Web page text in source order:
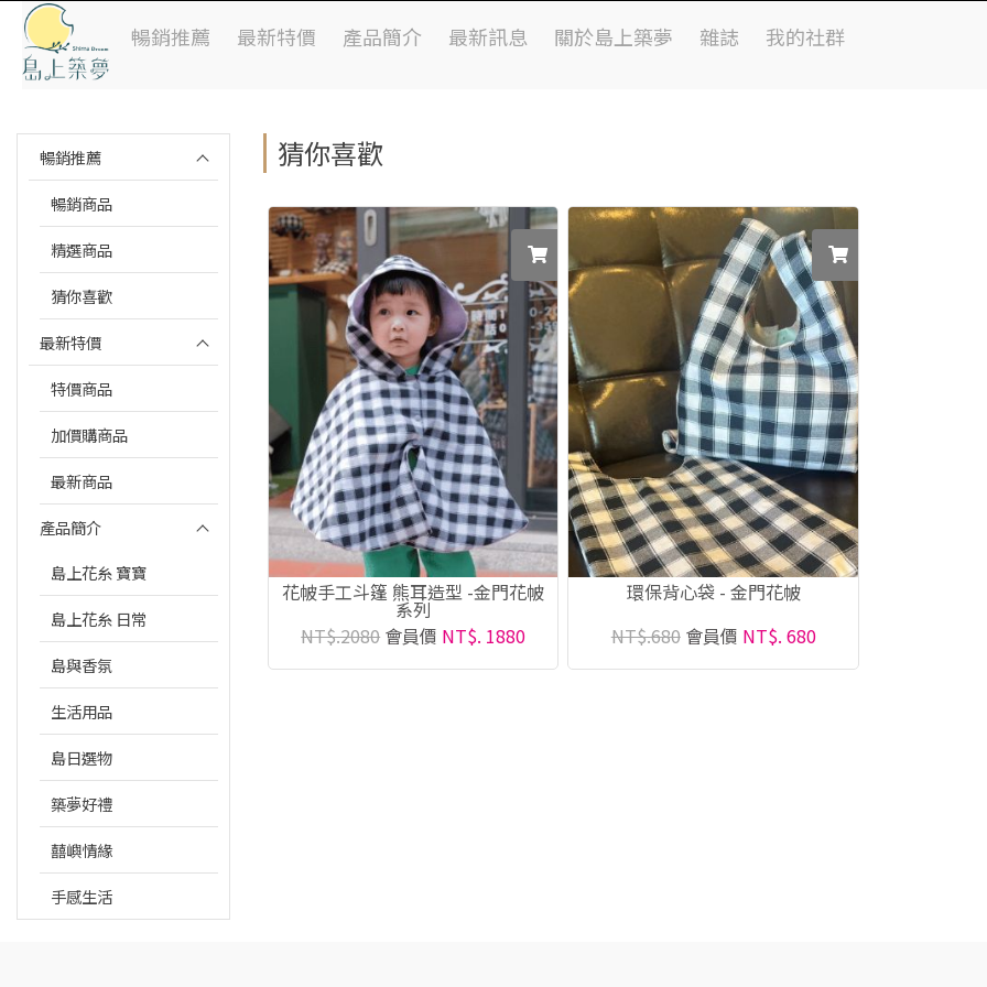
暢銷推薦 最新特價 產品簡介 最新訊息 關於島上築夢 雜誌 我的社群
暢銷推薦
暢銷商品
精選商品
猜你喜歡
最新特價
特價商品
加價購商品
最新商品
產品簡介
島上花糸 寶寶
島上花糸 日常
島與香氛
生活用品
島日選物
築夢好禮
囍嶼情緣
手感生活
猜你喜歡
花帔手工斗篷 熊耳造型 -金門花帔
系列
NT$.2080 會員價 NT$. 1880
環保背心袋 - 金門花帔
NT$.680 會員價 NT$. 680